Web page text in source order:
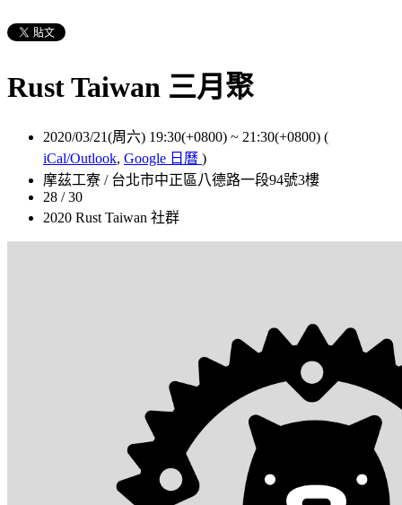
Rust Taiwan 三月聚
2020/03/21(周六) 19:30(+0800) ~ 21:30(+0800) (
iCal/Outlook, Google 日曆 )
摩茲工寮 / 台北市中正區八德路一段94號3樓
28 / 30
2020 Rust Taiwan 社群